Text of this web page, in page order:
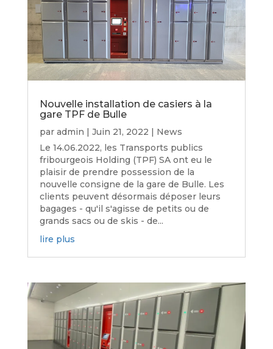
Nouvelle installation de casiers à la
gare TPF de Bulle
par admin | Juin 21, 2022 | News
Le 14.06.2022, les Transports publics
fribourgeois Holding (TPF) SA ont eu le
plaisir de prendre possession de la
nouvelle consigne de la gare de Bulle. Les
clients peuvent désormais déposer leurs
bagages - qu'il s'agisse de petits ou de
grands sacs ou de skis - de...
lire plus